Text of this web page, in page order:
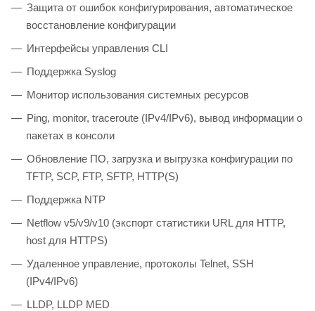
Защита от ошибок конфигурирования, автоматическое
восстановление конфигурации
Интерфейсы управления CLI
Поддержка Syslog
Монитор использования системных ресурсов
Ping, monitor, traceroute (IPv4/IPv6), вывод информации о
пакетах в консоли
Обновление ПО, загрузка и выгрузка конфигурации по
TFTP, SCP, FTP, SFTP, HTTP(S)
Поддержка NTP
Netflow v5/v9/v10 (экспорт статистики URL для HTTP,
host для HTTPS)
Удаленное управление, протоколы Telnet, SSH
(IPv4/IPv6)
LLDP, LLDP MED